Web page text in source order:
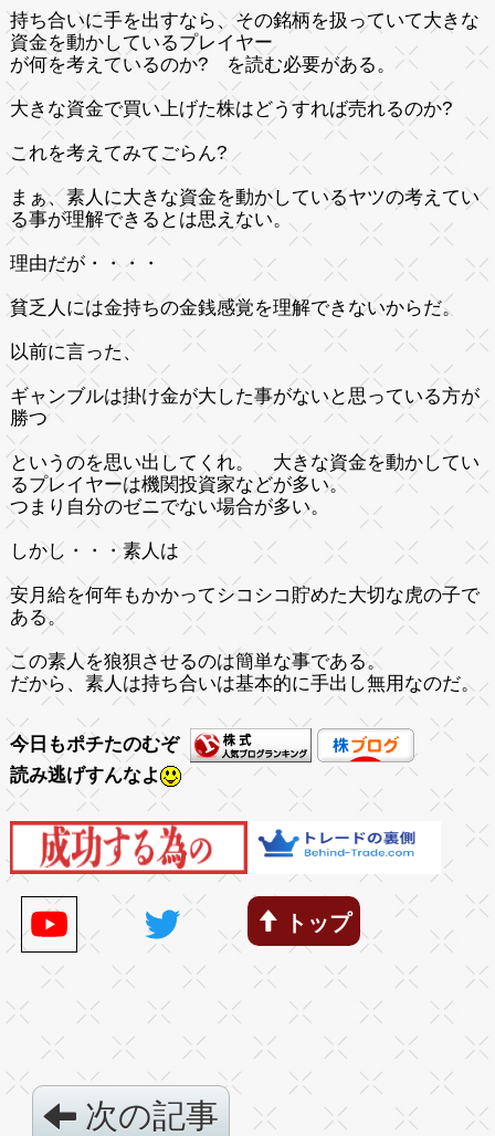
持ち合いに手を出すなら、その銘柄を扱っていて大きな
資金を動かしているプレイヤー
が何を考えているのか? を読む必要がある。
大きな資金で買い上げた株はどうすれば売れるのか?
これを考えてみてごらん?
まぁ、素人に大きな資金を動かしているヤツの考えてい
る事が理解できるとは思えない。
理由だが・・・・
貧乏人には金持ちの金銭感覚を理解できないからだ。
以前に言った、
ギャンブルは掛け金が大した事がないと思っている方が
勝つ
というのを思い出してくれ。 大きな資金を動かしてい
るプレイヤーは機関投資家などが多い。
つまり 自分のゼニでない場合が多い。
しかし・・・素人は
安月給を何年もかかってシコシコ貯めた大切な虎の子で
ある。
この素人を狼狽させるのは簡単な事である。
だから、素人は持ち合いは基本的に手出し無用なのだ。
今日もポチたのむぞ
読み逃げすんなよ
トップ
次の記事